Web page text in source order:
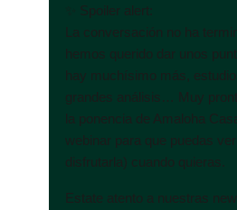
✨ Spoiler alert:
La conversación no ha
hemos querido dar unos
hay muchísimo más,
grandes análisis… Muy
la ponencia de Amaloha
webinar para que puedas
disfrutarla) cuando quieras.
Estate atento a nuestras